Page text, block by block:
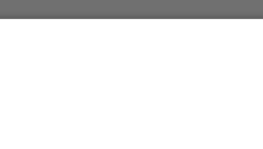
wird